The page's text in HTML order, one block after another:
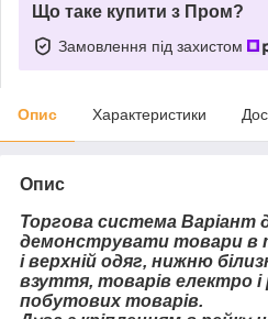
Що таке купити з Пром?
Замовлення під захистом
Опис Характеристики
Опис
Торгова система Варіант
демонструвати товари в
і верхній одяг, нижню
взуття, товарів електро і
побутових товарів.